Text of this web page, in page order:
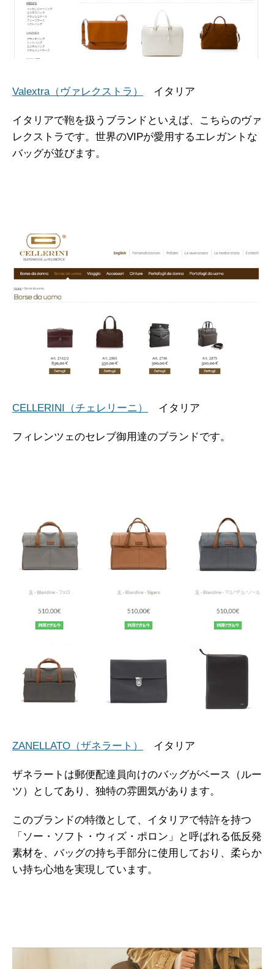
Valextra（ヴァレクストラ） イタリア
イタリアで鞄を扱うブランドといえば、こちらのヴァ
レクストラです。世界のVIPが愛用するエレガントな
バッグが並びます。
CELLERINI（チェレリーニ） イタリア
フィレンツェのセレブ御用達のブランドです。
ZANELLATO（ザネラート） イタリア
ザネラートは郵便配達員向けのバッグがベース（ルー
ツ）としてあり、独特の雰囲気があります。
このブランドの特徴として、イタリアで特許を持つ
「ソー・ソフト・ウィズ・ポロン」と呼ばれる低反発
素材を、バッグの持ち手部分に使用しており、柔らか
い持ち心地を実現しています。